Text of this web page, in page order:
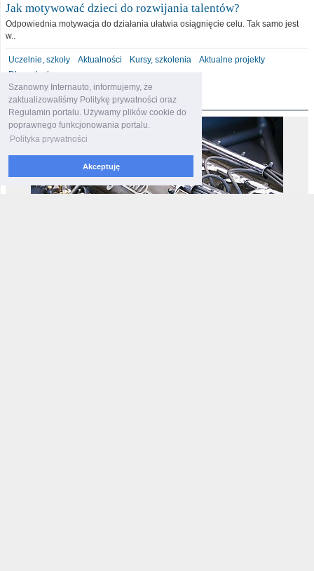
Szanowny Internauto, informujemy, że
zaktualizowaliśmy Politykę prywatności oraz
Regulamin portalu. Używamy plików cookie do
poprawnego funkcjonowania portalu.
Polityka prywatności
Akceptuję
Jak motywować dzieci do rozwijania talentów?
Odpowiednia motywacja do działania ułatwia osiągnięcie celu. Tak samo jest
w..
Uczelnie, szkoły Aktualności Kursy, szkolenia
Aktualne projekty
Dla malucha
motoryzacja